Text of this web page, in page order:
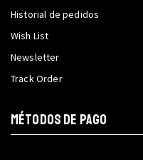
Historial de pedidos
Wish List
Newsletter
Track Order
MÉTODOS DE PAGO